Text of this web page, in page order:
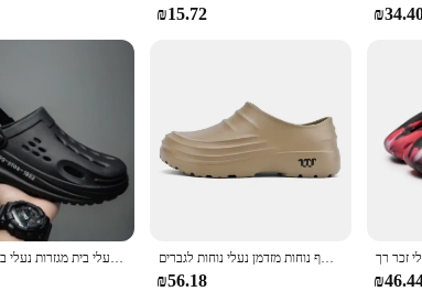
adapt to your lifestyle. The modern design and style make
naranja, a must-have for any home.
₪15.72
גברים אופנתיים חוף סנדלים חיצוני צדפות נוחות נעלי בית מגזרות נעלי בית גן נעליים נעלי גברים חדשות נעלי בית גן נעלי שף עמיד למים נעלי שף נוחות מזדמן נעלי נוחות לגברים
₪56.18